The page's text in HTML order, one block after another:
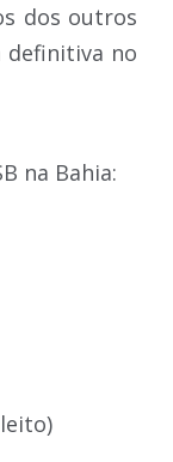
dos outros
definitiva no
na Bahia: